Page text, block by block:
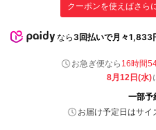
クーポンを使えばさら
なら 3回払いで月々1,833
お急ぎ便なら 16時間
8月12日(水)
一部予
お届け予定日はサイ